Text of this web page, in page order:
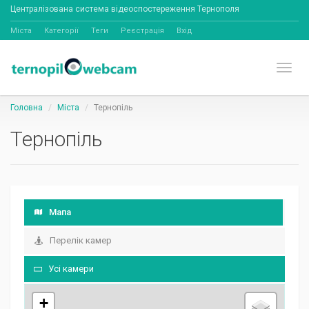
Централізована система відеоспостереження Тернополя
Міста Категорії Теги Реєстрація Вхід
Головна Міста Тернопіль
Тернопіль
Мапа
Перелік камер
Усі камери
+